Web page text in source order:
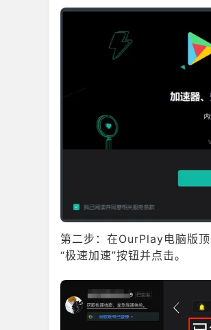
第二步：在OurPlay电脑版
“极速加速”按钮并点击。